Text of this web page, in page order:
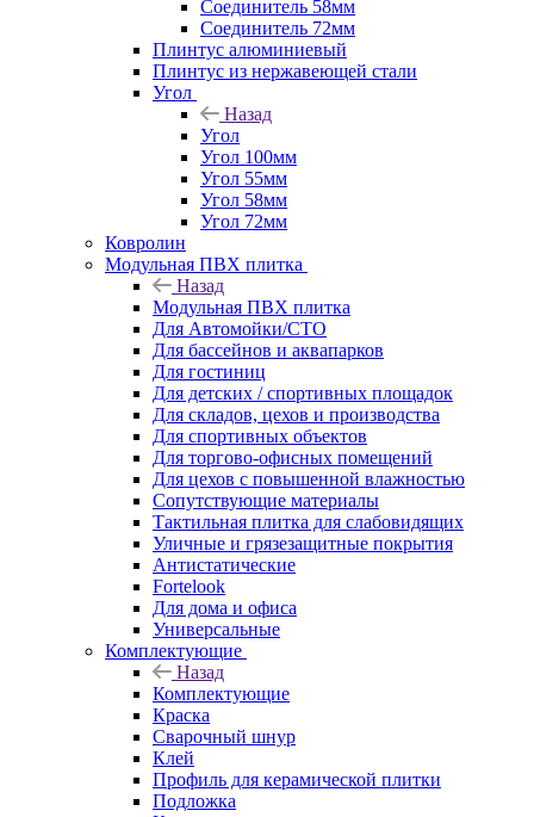
Соединитель 58мм
Соединитель 72мм
Плинтус алюминиевый
Плинтус из нержавеющей стали
Угол
Назад
Угол
Угол 100мм
Угол 55мм
Угол 58мм
Угол 72мм
Ковролин
Модульная ПВХ плитка
Назад
Модульная ПВХ плитка
Для Автомойки/СТО
Для бассейнов и аквапарков
Для гостиниц
Для детских / спортивных площадок
Для складов, цехов и производства
Для спортивных объектов
Для торгово-офисных помещений
Для цехов с повышенной влажностью
Сопутствующие материалы
Тактильная плитка для слабовидящих
Уличные и грязезащитные покрытия
Антистатические
Fortelook
Для дома и офиса
Универсальные
Комплектующие
Назад
Комплектующие
Краска
Сварочный шнур
Клей
Профиль для керамической плитки
Подложка